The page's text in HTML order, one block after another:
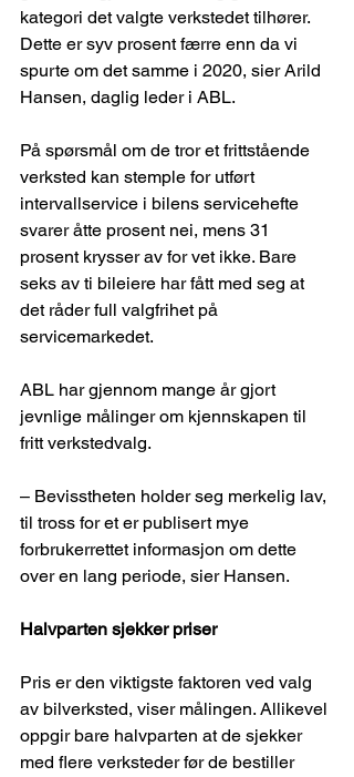
kategori det valgte verkstedet tilhører.
Dette er syv prosent færre enn da vi
spurte om det samme i 2020, sier Arild
Hansen, daglig leder i ABL.
På spørsmål om de tror et frittstående
verksted kan stemple for utført
intervallservice i bilens servicehefte
svarer åtte prosent nei, mens 31
prosent krysser av for vet ikke. Bare
seks av ti bileiere har fått med seg at
det råder full valgfrihet på
servicemarkedet.
ABL har gjennom mange år gjort
jevnlige målinger om kjennskapen til
fritt verkstedvalg.
– Bevisstheten holder seg merkelig lav,
til tross for et er publisert mye
forbrukerrettet informasjon om dette
over en lang periode, sier Hansen.
Halvparten sjekker priser
Pris er den viktigste faktoren ved valg
av bilverksted, viser målingen. Allikevel
oppgir bare halvparten at de sjekker
med flere verksteder før de bestiller